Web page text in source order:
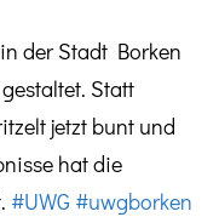
der Stadt Borken
Statt
jetzt bunt und
hat die
#UWG #uwgborken